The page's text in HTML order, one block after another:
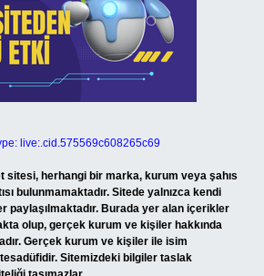
live:.cid.575569c608265c69
sitesi, herhangi bir marka, kurum veya şahıs
bulunmamaktadır. Sitede yalnızca kendi
paylaşılmaktadır. Burada yer alan içerikler
olup, gerçek kurum ve kişiler hakkında
Gerçek kurum ve kişiler ile isim
Sitemizdeki bilgiler taslak